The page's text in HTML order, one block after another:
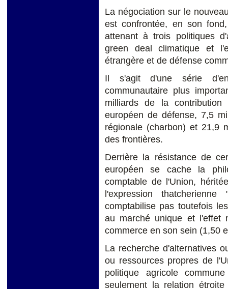
La négociation sur le
est confrontée, en son
attenant à trois politiques
green deal climatique et
étrangère et de défense
Il s'agit d'une série
communautaire plus
milliards de la
européen de défense, 7,5
régionale (charbon) et 21,9
des frontières.
Derrière la résistance de
européen se cache la
comptable de l'Union,
l'expression
comptabilise pas toutefois
au marché unique et l'effet
commerce en son sein (1,50
La recherche d'alternatives
ou ressources propres de
politique agricole
seulement la relation